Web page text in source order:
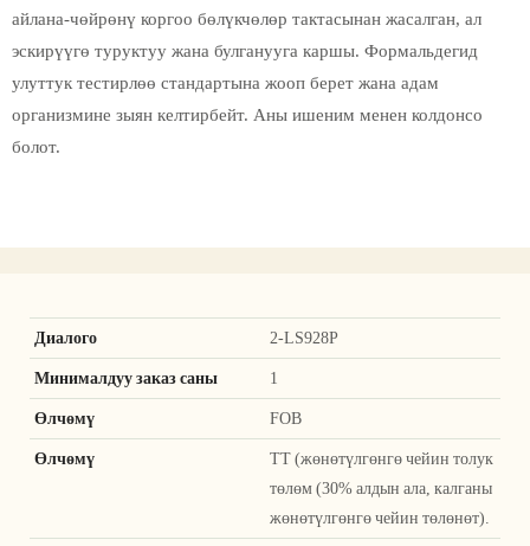
айлана-чөйрөнү коргоо бөлүкчөлөр тактасынан жасалган, ал
эскирүүгө туруктуу жана булганууга каршы. Формальдегид
улуттук тестирлөө стандартына жооп берет жана адам
организмине зыян келтирбейт. Аны ишеним менен колдонсо
болот.
Диалого 2-LS928P
Минималдуу заказ саны 1
Өлчөмү FOB
Өлчөмү
TT (жөнөтүлгөнгө чейин толук
төлөм (30% алдын ала, калганы
жөнөтүлгөнгө чейин төлөнөт).